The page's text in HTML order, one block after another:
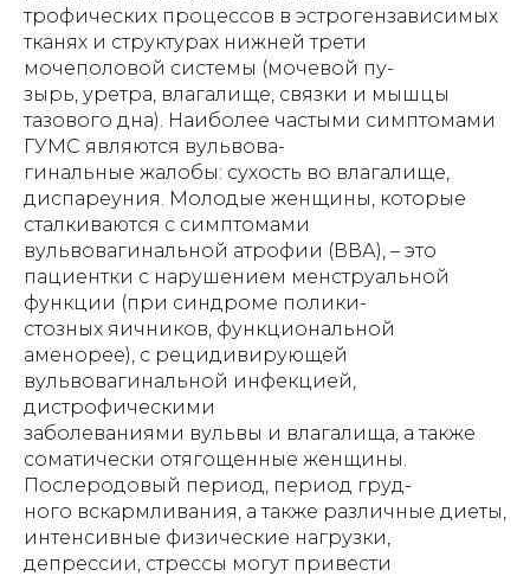
трофических процессов в эстрогензависимых
тканях и структурах нижней трети
мочеполовой системы (мочевой пу-
зырь, уретра, влагалище, связки и мышцы
тазового дна). Наиболее частыми симптомами
ГУМС являются вульвова-
гинальные жалобы: сухость во влагалище,
диспареуния. Молодые женщины, которые
сталкиваются с симптомами
вульвовагинальной атрофии (ВВА), – это
пациентки с нарушением менструальной
функции (при синдроме полики-
стозных яичников, функциональной
аменорее), с рецидивирующей
вульвовагинальной инфекцией,
дистрофическими
заболеваниями вульвы и влагалища, а также
соматически отягощенные женщины.
Послеродовый период, период груд-
ного вскармливания, а также различные диеты,
интенсивные физические нагрузки,
депрессии, стрессы могут привести